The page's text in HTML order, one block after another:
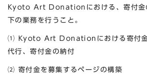
Kyoto Art Donationにおける、寄付金
下の業務を行うこと。
⑴ Kyoto Art Donationにおける寄付金
代行、寄付金の納付
⑵ 寄付金を募集するページの構築